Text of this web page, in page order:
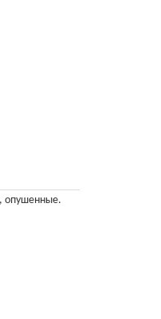
опушенные.